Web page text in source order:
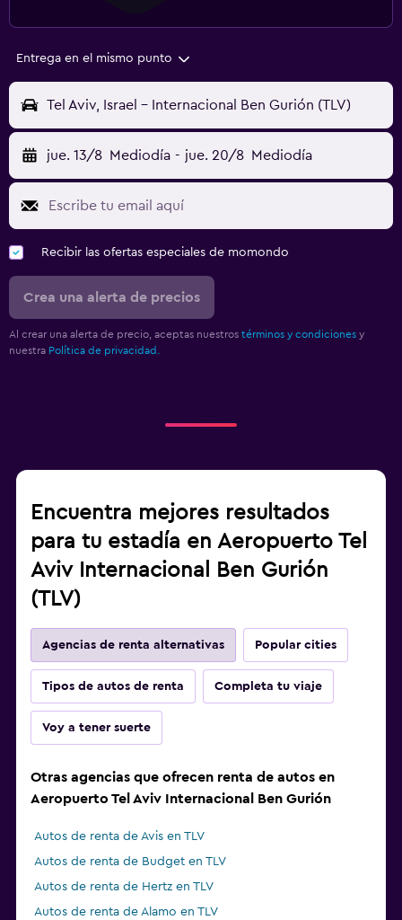
Entrega en el mismo punto
Tel Aviv, Israel - Internacional Ben Gurión (TLV)
jue. 13/8 Mediodía - jue. 20/8 Mediodía
Recibir las ofertas especiales de momondo
Crea una alerta de precios
Al crear una alerta de precio, aceptas nuestros términos y condiciones y
nuestra Política de privacidad.
Encuentra mejores resultados
para tu estadía en Aeropuerto Tel
Aviv Internacional Ben Gurión
(TLV)
Agencias de renta alternativas Popular cities
Tipos de autos de renta Completa tu viaje
Voy a tener suerte
Otras agencias que ofrecen renta de autos en
Aeropuerto Tel Aviv Internacional Ben Gurión
Autos de renta de Avis en TLV
Autos de renta de Budget en TLV
Autos de renta de Hertz en TLV
Autos de renta de Alamo en TLV